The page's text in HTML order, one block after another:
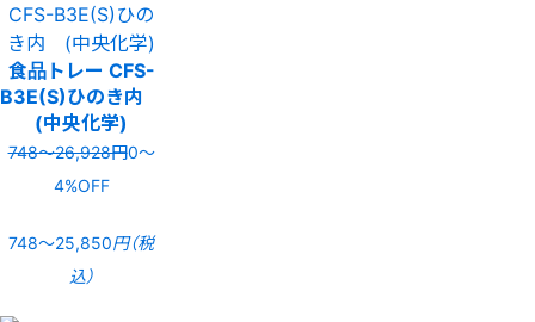
食品トレー CFS-
B3E(S)ひのき内
(中央化学)
748〜26,928円0〜
4%OFF
748〜25,850円（税
込）